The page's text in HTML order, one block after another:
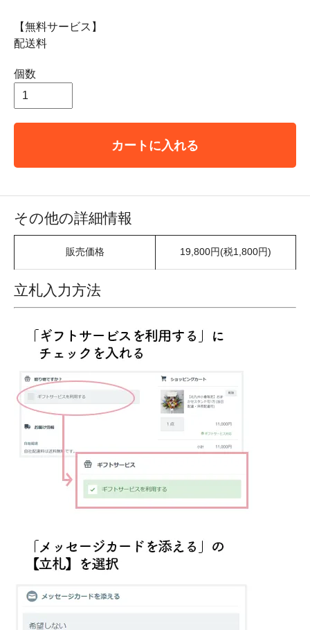
【無料サービス】
配送料
個数
カートに入れる
その他の詳細情報
販売価格 19,800円(税1,800円)
立札入力方法